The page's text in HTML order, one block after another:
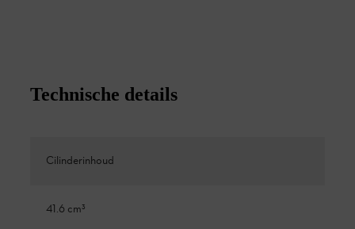
Technische details
Cilinderinhoud
41.6 cm³